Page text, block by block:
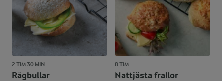
2 TIM 30 MIN
Rågbullar
8 TIM
Nattjästa frallor